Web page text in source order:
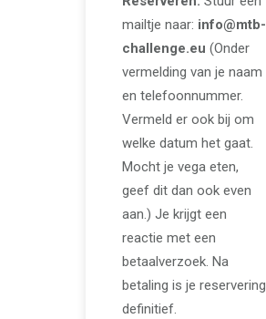
mailtje naar: info@mtb-
challenge.eu (Onder
vermelding van je naam
en telefoonnummer.
Vermeld er ook bij om
welke datum het gaat.
Mocht je vega eten,
geef dit dan ook even
aan.) Je krijgt een
reactie met een
betaalverzoek. Na
betaling is je reservering
definitief.